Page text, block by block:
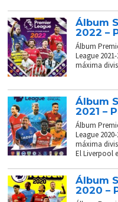
Álbum
2022 –
Álbum
League
máxima
Álbum
2021 –
Álbum
League
máxima
El Liverpool
Álbum
2020 –